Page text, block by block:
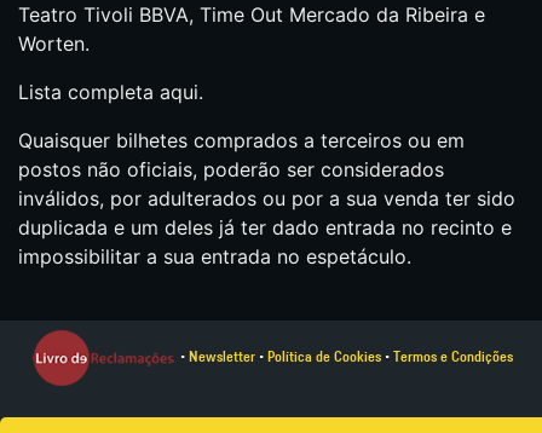
Teatro Tivoli BBVA, Time Out Mercado da Ribeira e
Worten.
Lista completa aqui.
Quaisquer bilhetes comprados a terceiros ou em
postos não oficiais, poderão ser considerados
inválidos, por adulterados ou por a sua venda ter sido
duplicada e um deles já ter dado entrada no recinto e
impossibilitar a sua entrada no espetáculo.
• Newsletter• Política de Cookies• Termos e Condições